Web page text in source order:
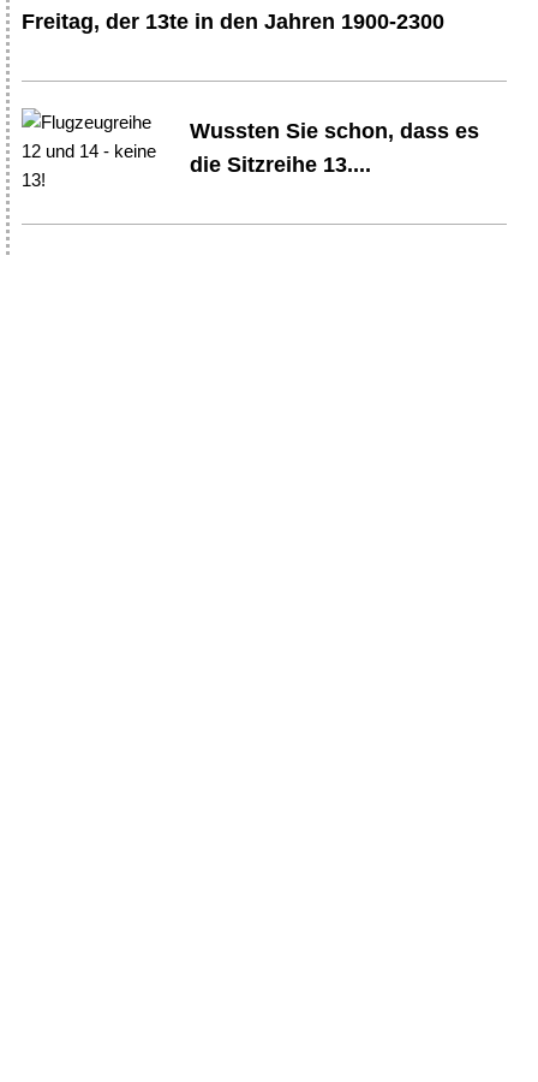
Freitag, der 13te in den Jahren 1900-2300
Wussten Sie schon, dass es
die Sitzreihe 13....